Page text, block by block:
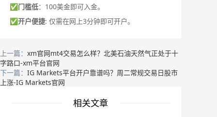
✅门槛低：100美金即可入金。
✅开户便捷: 仅需在网上3分钟即可开户。
上一篇： xm官网mt4交易怎么样？北美石油天然气正处于十
字路口-xm平台官网
下一篇： IG Markets平台开户靠谱吗？周二常规交易日股市
上涨-IG Markets官网
相关文章